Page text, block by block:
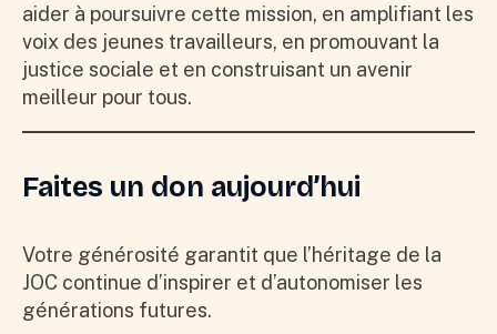
aider à poursuivre cette mission, en amplifiant les
voix des jeunes travailleurs, en promouvant la
justice sociale et en construisant un avenir
meilleur pour tous.
Faites un don aujourd’hui
Votre générosité garantit que l’héritage de la
JOC continue d’inspirer et d’autonomiser les
générations futures.